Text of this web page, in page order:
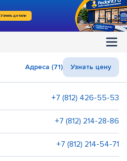
Узнать детали
Адреса (71) Узнать цену
+7 (812) 426-55-53
+7 (812) 214-28-86
+7 (812) 214-54-71